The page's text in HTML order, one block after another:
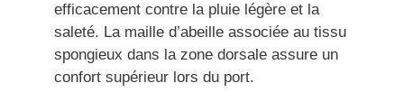
efficacement contre la pluie légère et la
saleté. La maille d’abeille associée au tissu
spongieux dans la zone dorsale assure un
confort supérieur lors du port.